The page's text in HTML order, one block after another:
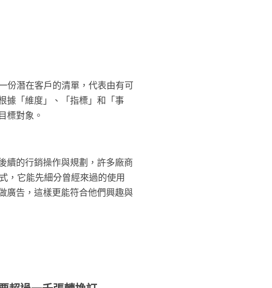
份潛在客戶的清單，代表由有可
據「維度」、「指標」和「事
標對象。
續的行銷操作與規劃，許多廠商
，它能先細分曾經來過的使用
廣告，這樣更能符合他們興趣與